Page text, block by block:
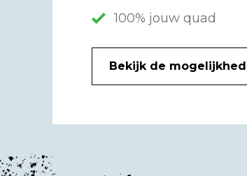
100% jouw quad
Bekijk de